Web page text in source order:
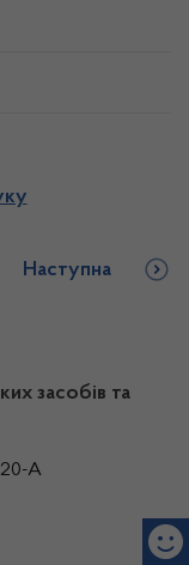
Наступна
засобів та
А